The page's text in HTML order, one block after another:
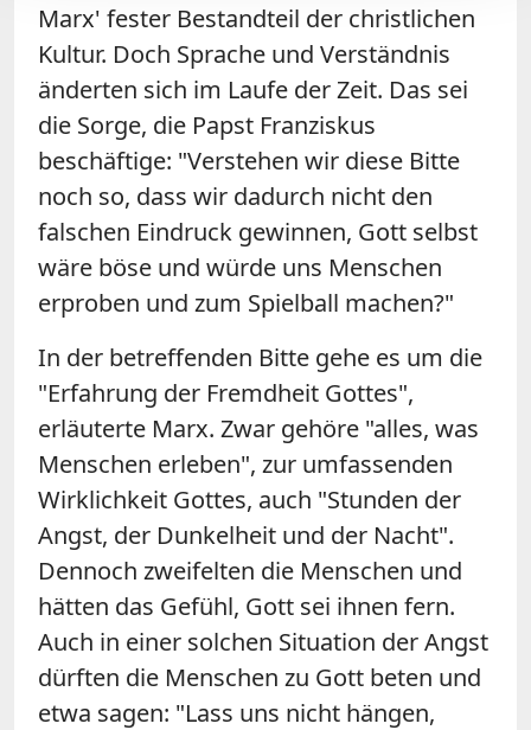
Marx' fester Bestandteil der christlichen
Kultur. Doch Sprache und Verständnis
änderten sich im Laufe der Zeit. Das sei
die Sorge, die Papst Franziskus
beschäftige: "Verstehen wir diese Bitte
noch so, dass wir dadurch nicht den
falschen Eindruck gewinnen, Gott selbst
wäre böse und würde uns Menschen
erproben und zum Spielball machen?"
In der betreffenden Bitte gehe es um die
"Erfahrung der Fremdheit Gottes",
erläuterte Marx. Zwar gehöre "alles, was
Menschen erleben", zur umfassenden
Wirklichkeit Gottes, auch "Stunden der
Angst, der Dunkelheit und der Nacht".
Dennoch zweifelten die Menschen und
hätten das Gefühl, Gott sei ihnen fern.
Auch in einer solchen Situation der Angst
dürften die Menschen zu Gott beten und
etwa sagen: "Lass uns nicht hängen,